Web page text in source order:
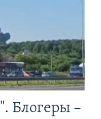
Блогеры –